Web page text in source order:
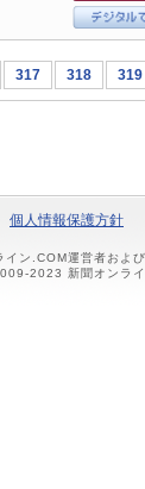
317 318 319
個人情報保護方針
ン.COM運営者およ
2023 新聞オンラ